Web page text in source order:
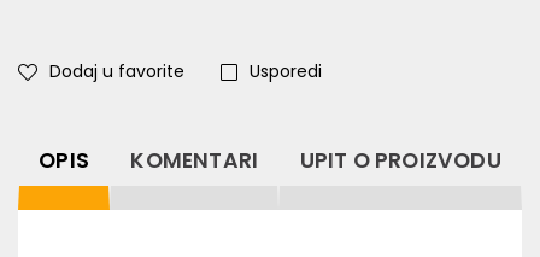
Dodaj u favorite Usporedi
OPIS KOMENTARI UPIT O PROIZVODU